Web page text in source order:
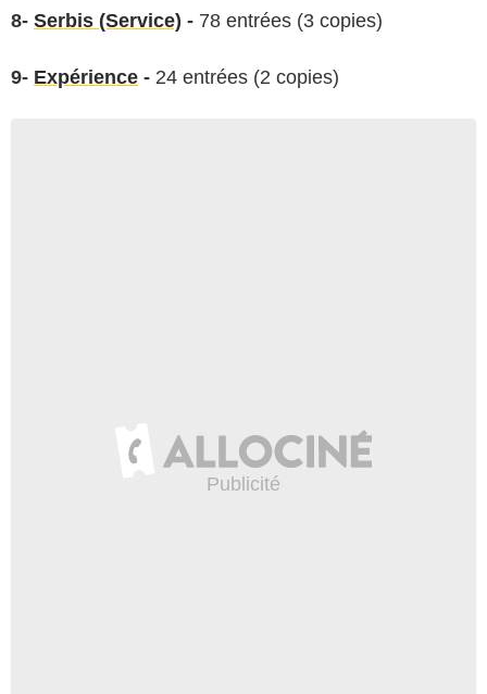
8- Serbis (Service) - 78 entrées (3 copies)
9- Expérience - 24 entrées (2 copies)